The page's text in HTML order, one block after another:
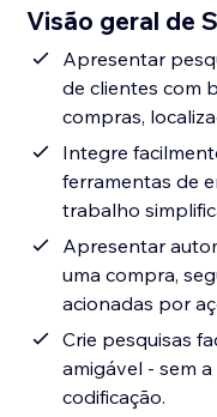
Visão geral de
Apresentar
de clientes com
compras,
Integre
ferramentas de
trabalho
Apresentar
uma compra,
acionadas por
Crie pesquisas
amigável - sem
codificação.